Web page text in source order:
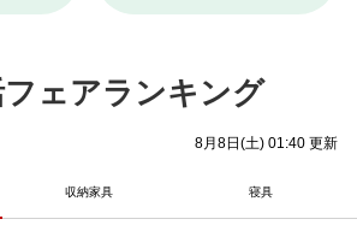
ェアランキング
8月8日(土) 01:40 更新
収納家具 寝具